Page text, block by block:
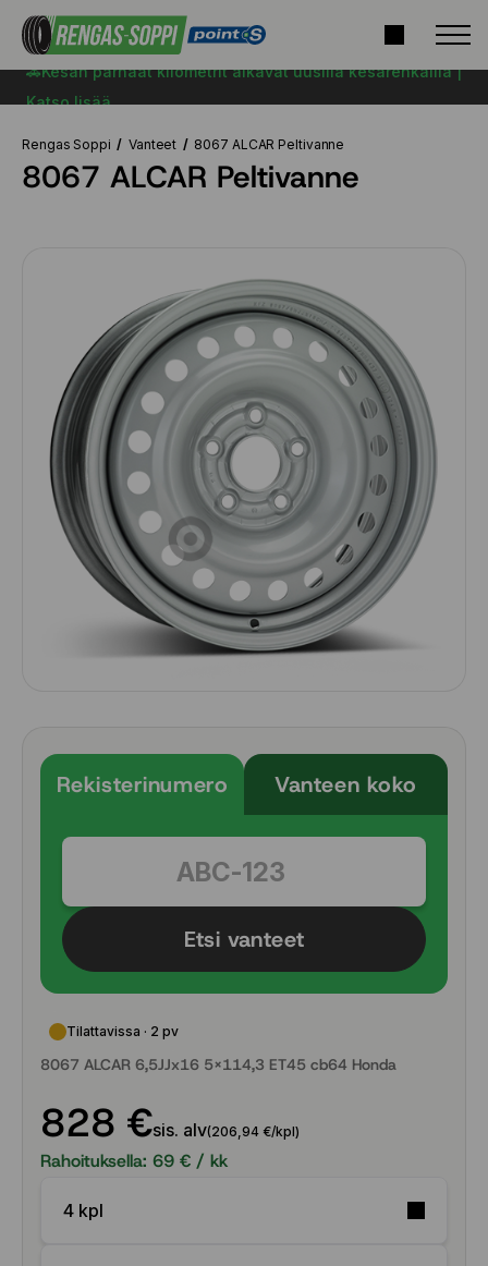
🚗Kesän parhaat kilometrit alkavat uusilla kesärenkailla |
Katso lisää
Rengas Soppi Vanteet 8067 ALCAR Peltivanne
8067 ALCAR Peltivanne
Rekisterinumero Vanteen koko
Etsi vanteet
Tilattavissa · 2 pv
8067 ALCAR 6,5JJx16 5x114,3 ET45 cb64 Honda
828 €sis. alv(206,94 €/kpl)
Rahoituksella: 69 € / kk
4 kpl